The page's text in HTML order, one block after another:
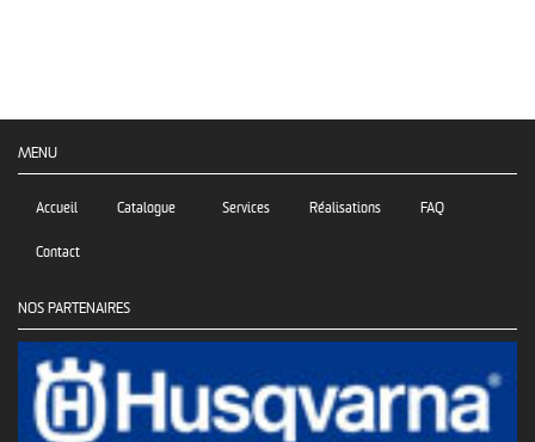
MENU
Accueil Catalogue Services Réalisations FAQ
Contact
NOS PARTENAIRES